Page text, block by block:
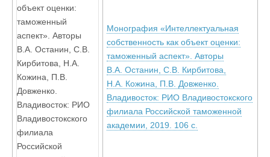
Монография «Интеллектуальная
собственность как объект оценки:
таможенный аспект». Авторы
В.А. Останин, С.В. Кирбитова,
Н.А. Кожина, П.В. Довженко.
Владивосток: РИО Владивостокского
филиала Российской таможенной
академии, 2019. 106 с.